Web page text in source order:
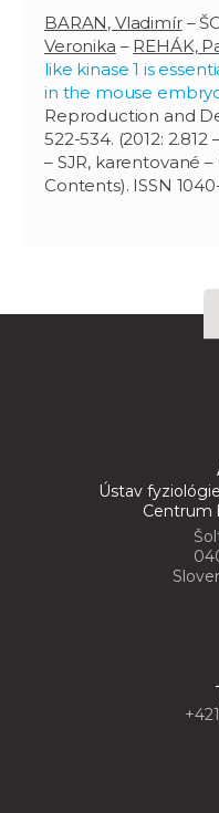
BARAN, Vladimír–
Veronika – REHÁK,
like kinase 1 is
in the mouse
Reproduction and
522-534. (2012: 2.812
– SJR, karentované –
Contents). ISSN
Ústav
Centrum